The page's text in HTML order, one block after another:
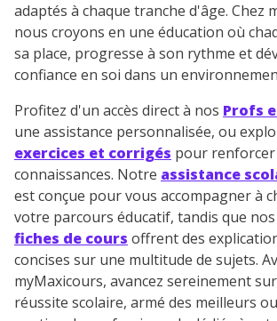
adaptés à chaque tranche d'âge. Chez
nous croyons en une éducation où
sa place, progresse à son rythme et
confiance en soi dans un
Profitez d'un accès direct à nos Profs
une assistance personnalisée, ou
exercices et corrigés pour renforcer
connaissances. Notre assistance
est conçue pour vous accompagner à
votre parcours éducatif, tandis que nos
fiches de cours offrent des
concises sur une multitude de sujets.
myMaxicours, avancez sereinement
réussite scolaire, armé des meilleurs